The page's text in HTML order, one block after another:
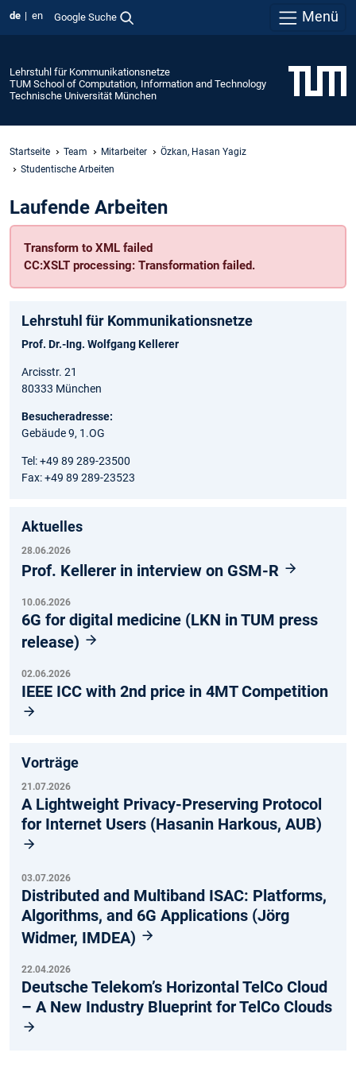
de en Google Suche Menü
Lehrstuhl für Kommunikationsnetze
TUM School of Computation, Information and Technology
Technische Universität München
Startseite Team Mitarbeiter
Özkan, Hasan Yagiz
Studentische Arbeiten
Laufende Arbeiten
Transform to XML failed
CC:XSLT processing: Transformation failed.
Lehrstuhl für Kommunikationsnetze
Prof. Dr.-Ing. Wolfgang Kellerer
Arcisstr. 21
80333 München
Besucheradresse:
Gebäude 9, 1.OG
Tel: +49 89 289-23500
Fax: +49 89 289-23523
Aktuelles
28.06.2026
Prof. Kellerer in interview on GSM-R
10.06.2026
6G for digital medicine (LKN in TUM press
release)
02.06.2026
IEEE ICC with 2nd price in 4MT Competition
Vorträge
21.07.2026
A Lightweight Privacy-Preserving Protocol
for Internet Users (Hasanin Harkous, AUB)
03.07.2026
Distributed and Multiband ISAC: Platforms,
Algorithms, and 6G Applications (Jörg
Widmer, IMDEA)
22.04.2026
Deutsche Telekom’s Horizontal TelCo Cloud
– A New Industry Blueprint for TelCo Clouds